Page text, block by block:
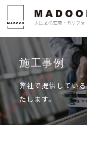
施工事例
弊社で提供してい
たします。